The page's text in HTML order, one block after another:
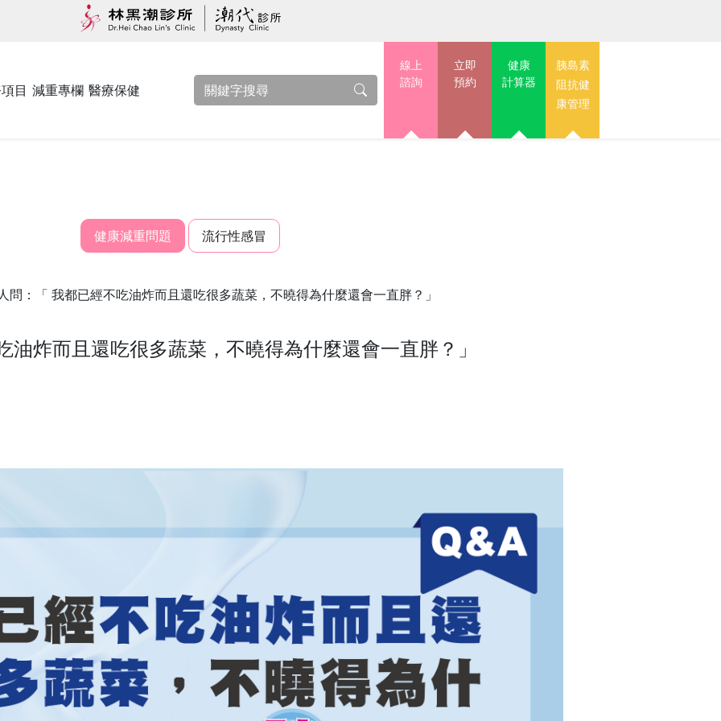
目 減重專欄 醫療保健
線上
諮詢
立即
預約
健康
計算器
胰島素
阻抗健
康管理
健康減重問題 流行性感冒
問：「 我都已經不吃油炸而且還吃很多蔬菜，不曉得為什麼還會一直胖？」
油炸而且還吃很多蔬菜，不曉得為什麼還會一直胖？」